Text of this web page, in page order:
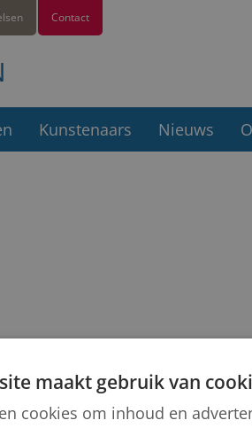
Contact
Kunstenaars Nieuws
maakt gebruik van
cookies om inhoud en